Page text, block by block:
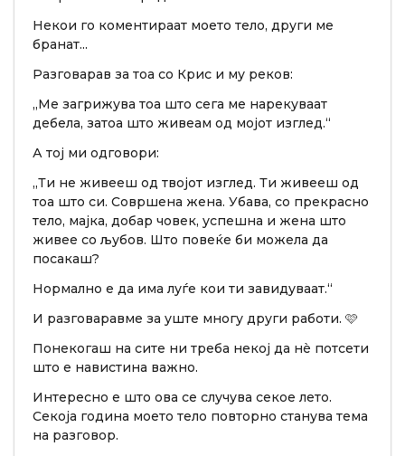
Некои го коментираат моето тело, други ме
бранат...
Разговарав за тоа со Крис и му реков:
„Ме загрижува тоа што сега ме нарекуваат
дебела, затоа што живеам од мојот изглед.“
А тој ми одговори:
„Ти не живееш од твојот изглед. Ти живееш од
тоа што си. Совршена жена. Убава, со прекрасно
тело, мајка, добар човек, успешна и жена што
живее со љубов. Што повеќе би можела да
посакаш?
Нормално е да има луѓе кои ти завидуваат.“
И разговаравме за уште многу други работи. 🩷
Понекогаш на сите ни треба некој да нè потсети
што е навистина важно.
Интересно е што ова се случува секое лето.
Секоја година моето тело повторно станува тема
на разговор.